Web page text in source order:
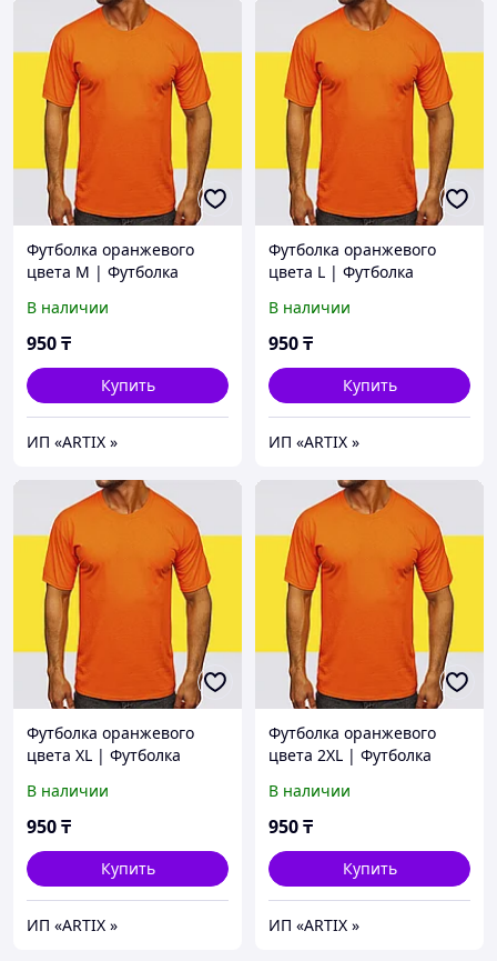
Футболка оранжевого
цвета M | Футболка
(125гр плотности) |
Футболка под принт
В наличии
950₸
Купить
ИП «ARTIX »
Футболка оранжевого
цвета L | Футболка
(125гр плотности) |
Футболка под принт
В наличии
950₸
Купить
ИП «ARTIX »
Футболка оранжевого
цвета XL | Футболка
(125гр плотности) |
Футболка под принт
В наличии
950₸
Купить
ИП «ARTIX »
Футболка оранжевого
цвета 2XL | Футболка
(125гр плотности) |
Футболка под принт
В наличии
950₸
Купить
ИП «ARTIX »